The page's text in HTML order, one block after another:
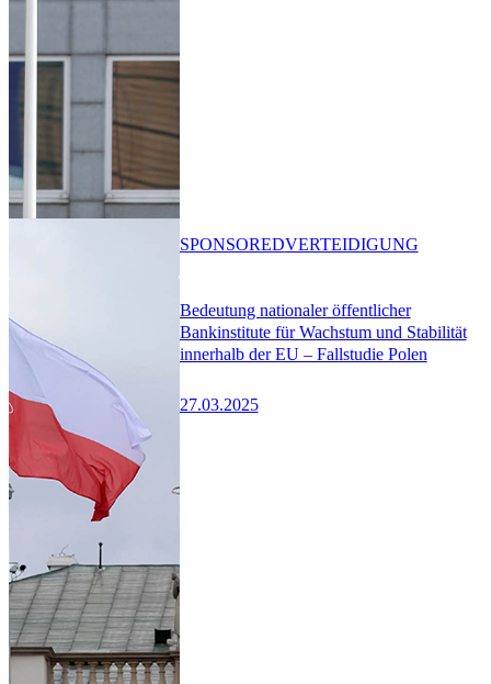
Bedeutung nationaler öffentlicher
Bankinstitute für Wachstum und Stabilität
innerhalb der EU – Fallstudie Polen
27.03.2025
SPONSOREDVERTEIDIGUNG